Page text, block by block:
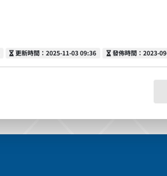
更新時間
更新時間：2025-11-03 09:36 發佈時間
發佈時間：2023-